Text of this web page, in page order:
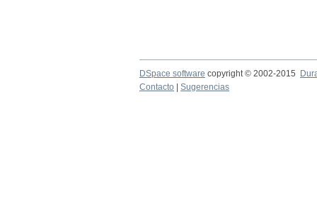
DSpace software copyright © 2002-2015
Contacto
Sugerencias